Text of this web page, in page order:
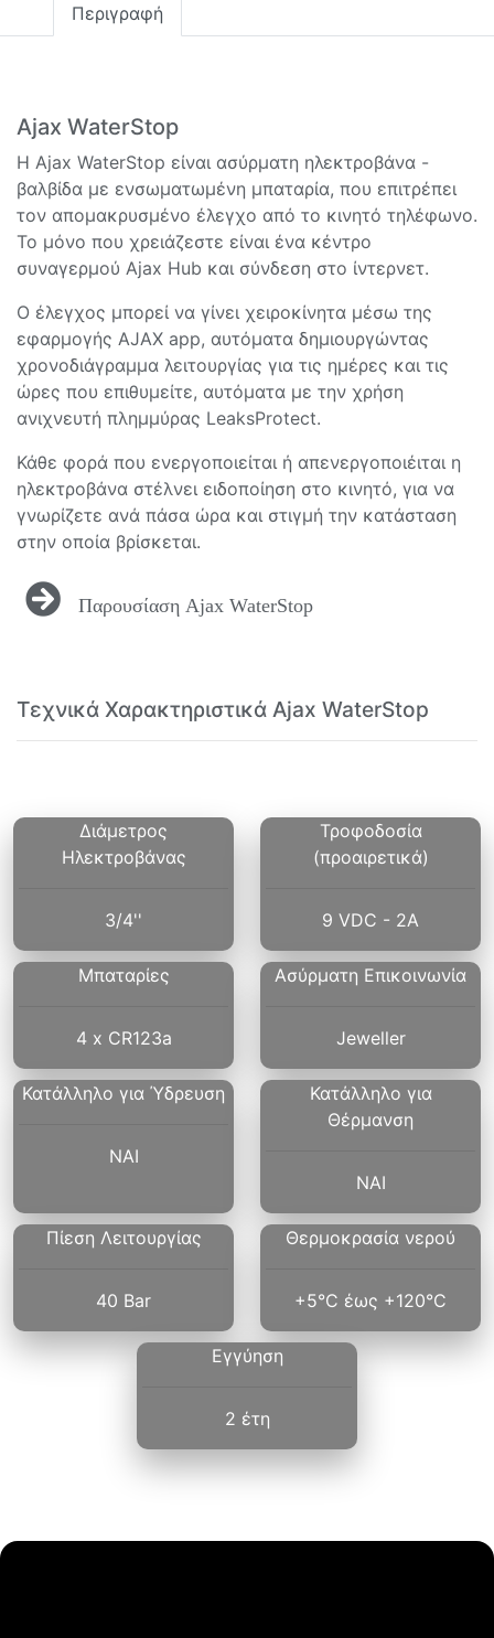
Περιγραφή
Ajax WaterStop
Η Ajax WaterStop είναι ασύρματη ηλεκτροβάνα -
βαλβίδα με ενσωματωμένη μπαταρία, που επιτρέπει
τον απομακρυσμένο έλεγχο από το κινητό τηλέφωνο.
Το μόνο που χρειάζεστε είναι ένα κέντρο
συναγερμού Ajax Hub και σύνδεση στο ίντερνετ.
Ο έλεγχος μπορεί να γίνει χειροκίνητα μέσω της
εφαρμογής AJAX app, αυτόματα δημιουργώντας
χρονοδιάγραμμα λειτουργίας για τις ημέρες και τις
ώρες που επιθυμείτε, αυτόματα με την χρήση
ανιχνευτή πλημμύρας LeaksProtect.
Κάθε φορά που ενεργοποιείται ή απενεργοποιέιται η
ηλεκτροβάνα στέλνει ειδοποίηση στο κινητό, για να
γνωρίζετε ανά πάσα ώρα και στιγμή την κατάσταση
στην οποία βρίσκεται.
Παρουσίαση Ajax WaterStop
Τεχνικά Χαρακτηριστικά Ajax WaterStop
Διάμετρος
Ηλεκτροβάνας
3/4''
Τροφοδοσία
(προαιρετικά)
9 VDC - 2Α
Μπαταρίες
4 x CR123a
Ασύρματη Επικοινωνία
Jeweller
Κατάλληλο για Ύδρευση
ΝΑΙ
Κατάλληλο για
Θέρμανση
ΝΑΙ
Πίεση Λειτουργίας
40 Bar
Θερμοκρασία νερού
+5°C έως +120°C
Εγγύηση
2 έτη